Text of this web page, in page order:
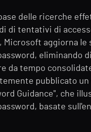
delle ricerche
di tentativi di
Microsoft aggiorna le
eliminando
da tempo
pubblicato
Guidance", che
basate